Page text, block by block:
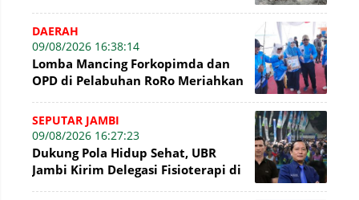
TNI-Polri dan BP
DAERAH
09/08/2026 16:38:14
Lomba Mancing Forkopimda dan
OPD di Pelabuhan RoRo Meriahkan
Barat
SEPUTAR JAMBI
09/08/2026 16:27:23
Dukung Pola Hidup Sehat, UBR
Jambi Kirim Delegasi Fisioterapi di